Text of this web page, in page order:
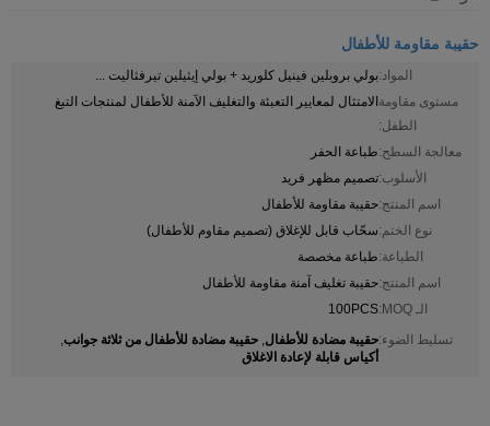
حقيبة مقاومة للأطفال
المواد:بولي بروبلين فينيل كلوريد + بولي إيثيلين تيرفثاليت ...
مستوى مقاومة
الطفل:
الامتثال لمعايير التعبئة والتغليف الآمنة للأطفال لمنتجات التبغ
معالجة السطح:طباعة الحفر
الأسلوب:تصميم مظهر فريد
اسم المنتج:حقيبة مقاومة للأطفال
نوع الختم:سحّاب قابل للإغلاق (تصميم مقاوم للأطفال)
الطباعة:طباعة مخصصة
اسم المنتج:حقيبة تغليف آمنة مقاومة للأطفال
الـ MOQ:
100PCS
تسليط الضوء:حقيبة مضادة للأطفال, حقيبة مضادة للأطفال من ثلاثة جوانب,
أكياس قابلة لإعادة الاغلاق